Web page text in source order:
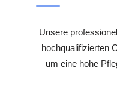
Unsere
hochqualifizierten
um eine hohe